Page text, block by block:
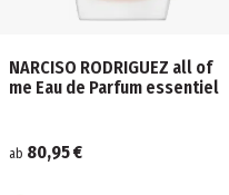
NARCISO RODRIGUEZ all of
me Eau de Parfum essentiel
ab 80,95 €